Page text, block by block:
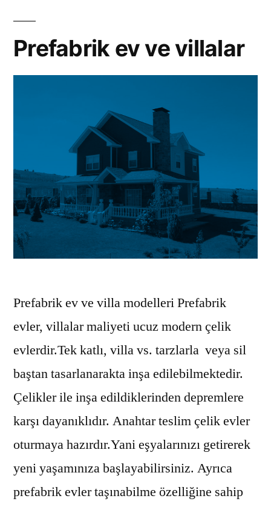
Prefabrik ev ve villalar
Prefabrik ev ve villa modelleri Prefabrik
evler, villalar maliyeti ucuz modern çelik
evlerdir.Tek katlı, villa vs. tarzlarla veya sil
baştan tasarlanarakta inşa edilebilmektedir.
Çelikler ile inşa edildiklerinden depremlere
karşı dayanıklıdır. Anahtar teslim çelik evler
oturmaya hazırdır.Yani eşyalarınızı getirerek
yeni yaşamınıza başlayabilirsiniz. Ayrıca
prefabrik evler taşınabilme özelliğine sahip